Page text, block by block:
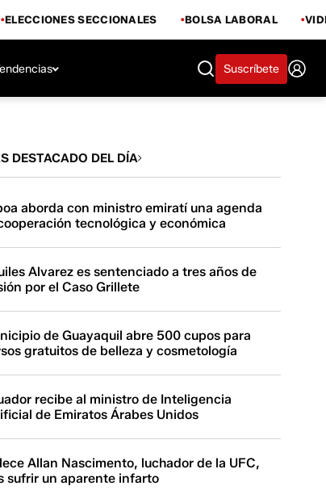
ELECCIONES SECCIONALES BOLSA LABORAL
Suscríbete
DESTACADO DEL DÍA
aborda con ministro emiratí una agenda
tecnológica y económica
Alvarez es sentenciado a tres años de
por el Caso Grillete
de Guayaquil abre 500 cupos para
gratuitos de belleza y cosmetología
recibe al ministro de Inteligencia
de Emiratos Árabes Unidos
Allan Nascimento, luchador de la UFC,
sufrir un aparente infarto